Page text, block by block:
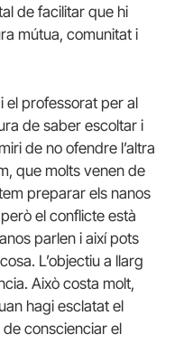
de facilitar que hi
mútua, comunitat i
el professorat per al
de saber escoltar i
de no ofendre l’altra
que molts venen de
preparar els nanos
el conflicte està
parlen i així pots
L’objectiu a llarg
Això costa molt,
hagi esclatat el
conscienciar el